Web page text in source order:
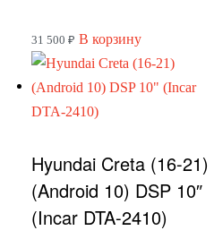
31 500 ₽ В корзину
Hyundai Creta (16-21)
(Android 10) DSP 10″
(Incar DTA-2410)